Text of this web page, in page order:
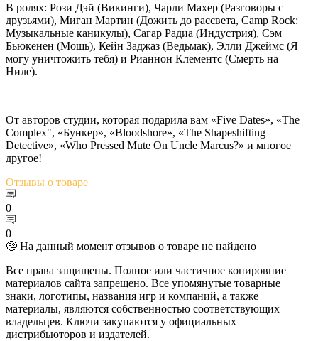
В ролях: Рози Дэй (Викинги), Чарли Махер (Разговоры с
друзьями), Миган Мартин (Дожить до рассвета, Camp Rock:
Музыкальные каникулы), Сагар Радиа (Индустрия), Сэм
Бьюкенен (Мощь), Кейн Заджаз (Ведьмак), Элли Джеймс (Я
могу уничтожить тебя) и Рианнон Клементс (Смерть на
Ниле).
От авторов студии, которая подарила вам «Five Dates», «The
Complex", «Бункер», «Bloodshore», «The Shapeshifting
Detective», «Who Pressed Mute On Uncle Marcus?» и многое
другое!
Отзывы о товаре
0
0
🤥 На данный момент отзывов о товаре не найдено
Все права защищены. Полное или частичное копировние
материалов сайта запрещено. Все упомянутые товарные
знаки, логотипы, названия игр и компаний, а также
материалы, являются собственностью соответствующих
владельцев. Ключи закупаются у официальных
дистрибьюторов и издателей.